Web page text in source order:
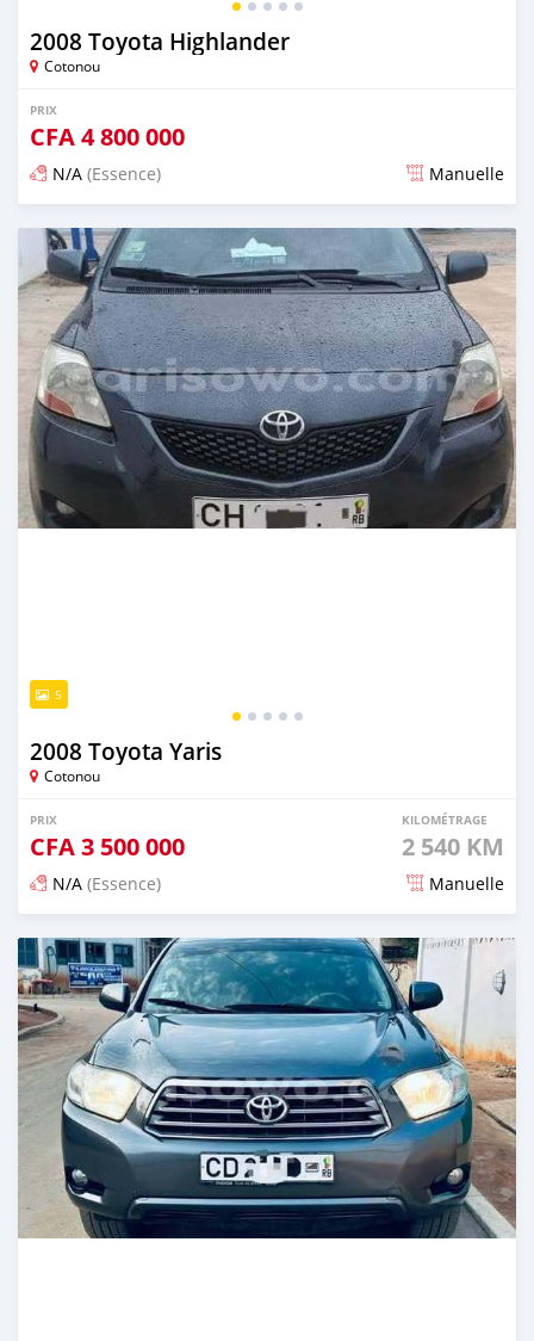
2008 Toyota Highlander
Cotonou
PRIX
CFA4 800 000
N/A (Essence) Manuelle
Publié il y a 4 jours
5
2008 Toyota Yaris
Cotonou
PRIX
CFA3 500 000
KILOMÉTRAGE
2 540 KM
N/A (Essence) Manuelle
Publié il y a 4 jours